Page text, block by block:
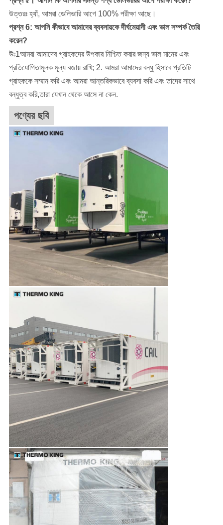
উত্তরঃ হ্যাঁ, আমরা ডেলিভারি আগে 100% পরীক্ষা আছে।
প্রশ্ন 6: আপনি কীভাবে আমাদের ব্যবসায়কে দীর্ঘমেয়াদী এবং ভাল সম্পর্ক তৈরি
করেন?
উঃ1আমরা আমাদের গ্রাহকদের উপকার নিশ্চিত করার জন্য ভাল মানের এবং
প্রতিযোগিতামূলক মূল্য বজায় রাখি; 2. আমরা আমাদের বন্ধু হিসাবে প্রতিটি
গ্রাহককে সম্মান করি এবং আমরা আন্তরিকভাবে ব্যবসা করি এবং তাদের সাথে
বন্ধুত্ব করি,তারা যেখান থেকে আসে না কেন.
পণ্যের ছবি